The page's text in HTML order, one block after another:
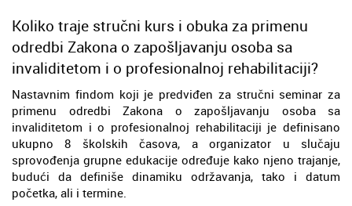
Koliko traje stručni kurs i obuka za primenu
odredbi Zakona o zapošljavanju osoba sa
invaliditetom i o profesionalnoj rehabilitaciji?
Nastavnim findom koji je predviđen za stručni seminar za
primenu odredbi Zakona o zapošljavanju osoba sa
invaliditetom i o profesionalnoj rehabilitaciji je definisano
ukupno 8 školskih časova, a organizator u slučaju
sprovođenja grupne edukacije određuje kako njeno trajanje,
budući da definiše dinamiku održavanja, tako i datum
početka, ali i termine.